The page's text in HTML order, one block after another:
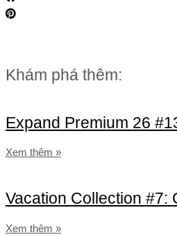
Khám phá thêm:
Expand Premium 26
Xem thêm »
Vacation Collection
Xem thêm »